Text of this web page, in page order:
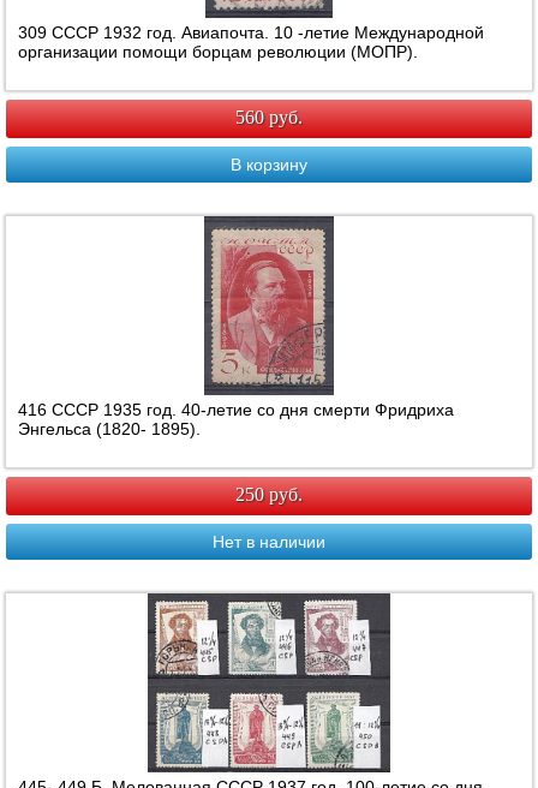
309 СССР 1932 год. Авиапочта. 10 -летие Международной
организации помощи борцам революции (МОПР).
560 руб.
В корзину
416 СССР 1935 год. 40-летие со дня смерти Фридриха
Энгельса (1820- 1895).
250 руб.
Нет в наличии